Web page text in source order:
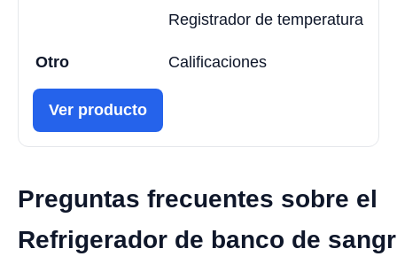
Registrador de temperatura
Otro Calificaciones
Ver producto
Preguntas frecuentes sobre el
Refrigerador de banco de